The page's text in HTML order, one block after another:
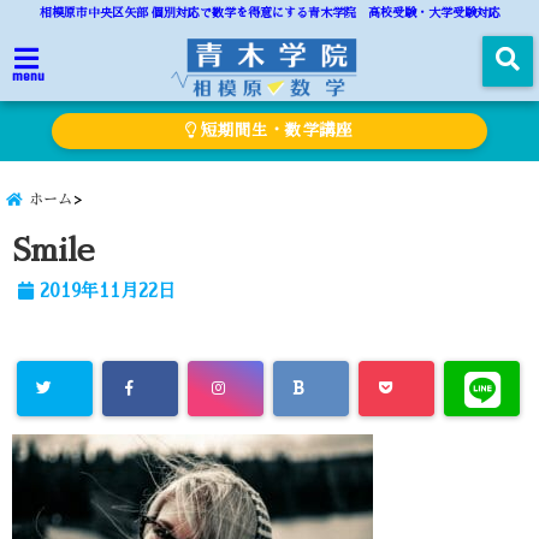
相模原市中央区矢部 個別対応で数学を得意にする青木学院 高校受験・大学受験対応
menu
短期間生・数学講座
ホーム
Smile
2019年11月22日